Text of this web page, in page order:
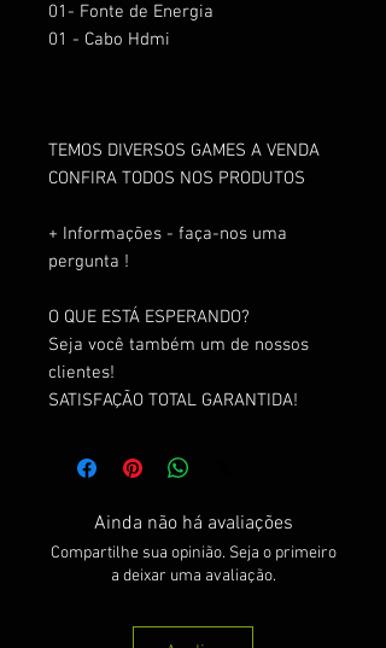
01- Fonte de Energia
01 - Cabo Hdmi
TEMOS DIVERSOS GAMES A VENDA
CONFIRA TODOS NOS PRODUTOS
+ Informações - faça-nos uma
pergunta !
O QUE ESTÁ ESPERANDO?
Seja você também um de nossos
clientes!
SATISFAÇÃO TOTAL GARANTIDA!
Ainda não há avaliações
Compartilhe sua opinião. Seja o primeiro
a deixar uma avaliação.